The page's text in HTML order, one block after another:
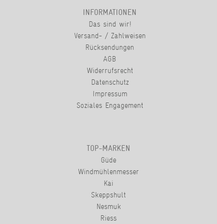
INFORMATIONEN
Das sind wir!
Versand- / Zahlweisen
Rücksendungen
AGB
Widerrufsrecht
Datenschutz
Impressum
Soziales Engagement
TOP-MARKEN
Güde
Windmühlenmesser
Kai
Skeppshult
Nesmuk
Riess